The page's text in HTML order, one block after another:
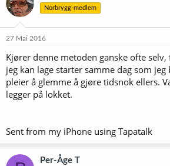
Norbrygg-medlem
27 Mai 2016
Kjører denne metoden ganske ofte
jeg kan lage starter samme dag som jeg
pleier å glemme å gjøre tidsnok ellers.
legger på lokket.
Sent from my iPhone using Tapatalk
Per-Åge T